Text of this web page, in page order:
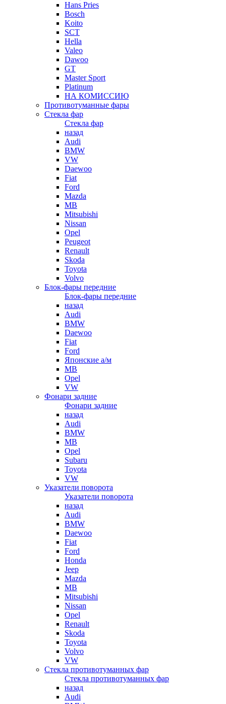
Hans Pries
Bosch
Koito
SCT
Hella
Valeo
Dawoo
GT
Master Sport
Platinum
НА КОМИССИЮ
Противотуманные фары
Стекла фар
Стекла фар
назад
Audi
BMW
VW
Daewoo
Fiat
Ford
Mazda
MB
Mitsubishi
Nissan
Opel
Peugeot
Renault
Skoda
Toyota
Volvo
Блок-фары передние
Блок-фары передние
назад
Audi
BMW
Daewoo
Fiat
Ford
Японские а/м
MB
Opel
VW
Фонари задние
Фонари задние
назад
Audi
BMW
MB
Opel
Subaru
Toyota
VW
Указатели поворота
Указатели поворота
назад
Audi
BMW
Daewoo
Fiat
Ford
Honda
Jeep
Mazda
MB
Mitsubishi
Nissan
Opel
Renault
Skoda
Toyota
Volvo
VW
Стекла противотуманных фар
Стекла противотуманных фар
назад
Audi